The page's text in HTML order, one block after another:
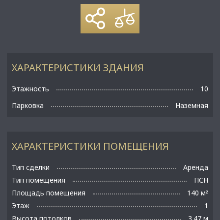
ХАРАКТЕРИСТИКИ ПОМЕЩЕНИЯ
Тип сделки
Аренда
Тип помещения
ПСН
Площадь помещения
140 м²
Этаж
1
ХАРАКТЕРИСТИКИ ЗДАНИЯ
Этажность
10
Парковка
Наземная